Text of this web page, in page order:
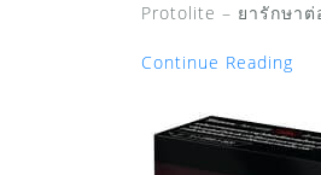
Protolite – ยารักษา
Continue Reading